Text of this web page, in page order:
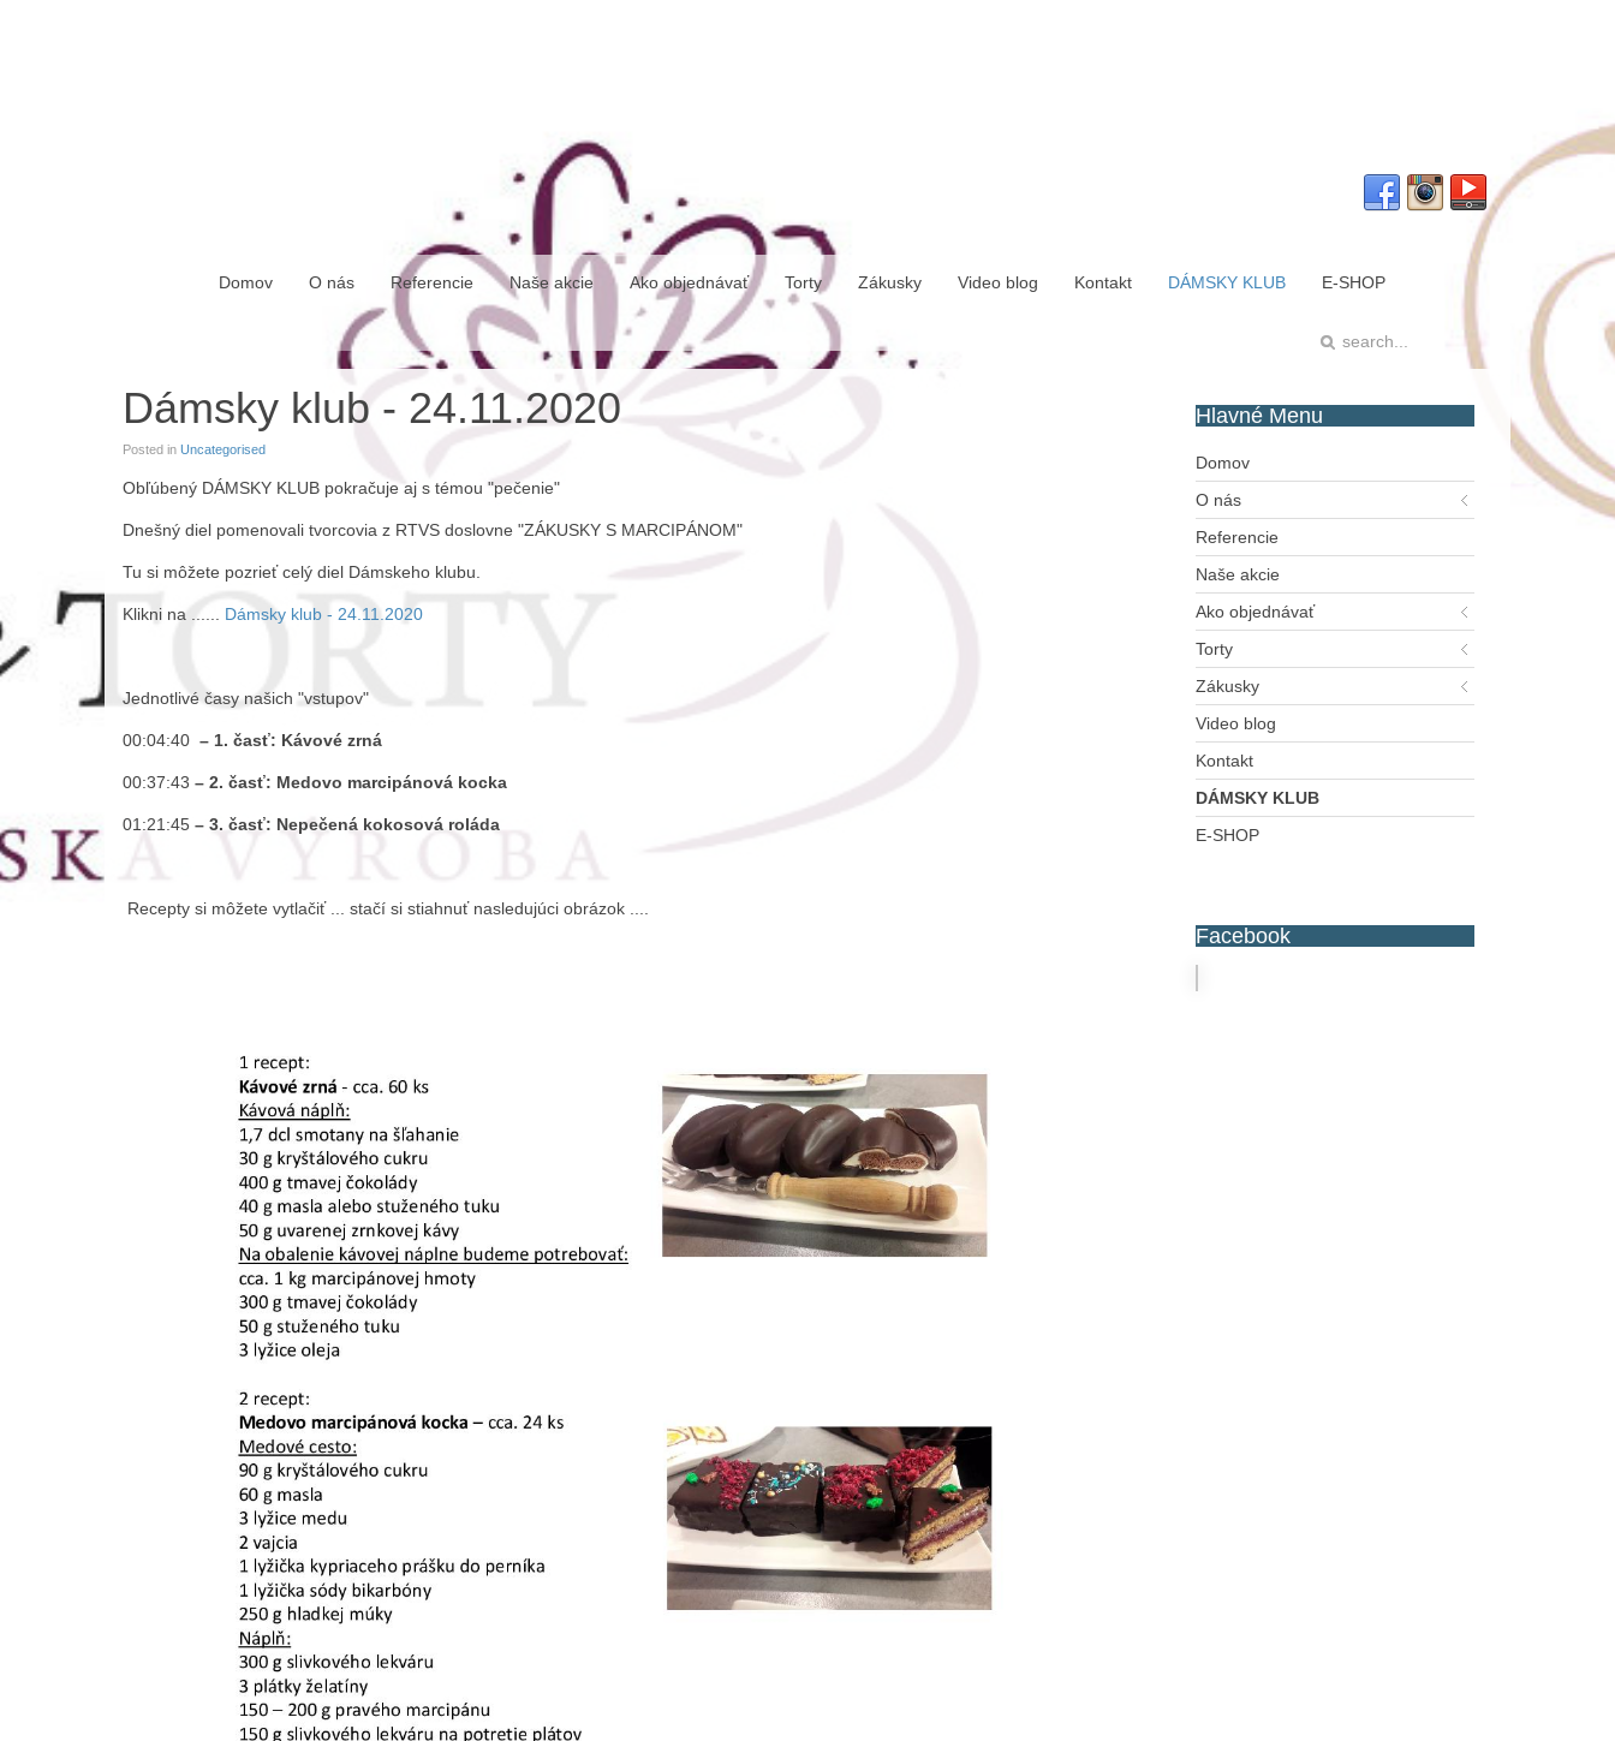
Domov O nás Referencie Naše akcie Ako objednávať Torty Zákusky Video blog Kontakt DÁMSKY KLUB E-SHOP
Dámsky klub - 24.11.2020
Posted in Uncategorised
Obľúbený DÁMSKY KLUB pokračuje aj s témou "pečenie"
Dnešný diel pomenovali tvorcovia z RTVS doslovne "ZÁKUSKY S MARCIPÁNOM"
Tu si môžete pozrieť celý diel Dámskeho klubu.
Klikni na ...... Dámsky klub - 24.11.2020
Jednotlivé časy našich "vstupov"
00:04:40 – 1. časť: Kávové zrná
00:37:43 – 2. časť: Medovo marcipánová kocka
01:21:45 – 3. časť: Nepečená kokosová roláda
Recepty si môžete vytlačiť ... stačí si stiahnuť nasledujúci obrázok ....
HlavnéMenu
Domov
O nás
Referencie
Naše akcie
Ako objednávať
Torty
Zákusky
Video blog
Kontakt
DÁMSKY KLUB
E-SHOP
Facebook